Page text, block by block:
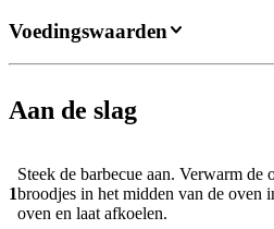
Aan de slag
1
Steek de barbecue aan. Verwarm
broodjes in het midden van de oven
oven en laat afkoelen.
Voedingswaarden